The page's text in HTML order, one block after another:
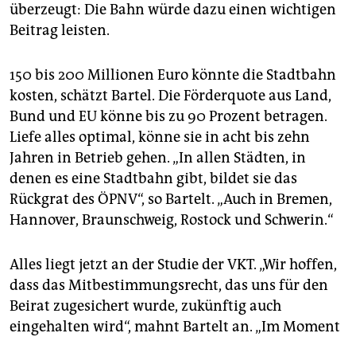
überzeugt: Die Bahn würde dazu einen wichtigen
Beitrag leisten.
150 bis 200 Millionen Euro könnte die Stadtbahn
kosten, schätzt Bartel. Die Förderquote aus Land,
Bund und EU könne bis zu 90 Prozent betragen.
Liefe alles optimal, könne sie in acht bis zehn
Jahren in Betrieb gehen. „In allen Städten, in
denen es eine Stadtbahn gibt, bildet sie das
Rückgrat des ÖPNV“, so Bartelt. „Auch in Bremen,
Hannover, Braunschweig, Rostock und Schwerin.“
Alles liegt jetzt an der Studie der VKT. „Wir hoffen,
dass das Mitbestimmungsrecht, das uns für den
Beirat zugesichert wurde, zukünftig auch
eingehalten wird“, mahnt Bartelt an. „Im Moment